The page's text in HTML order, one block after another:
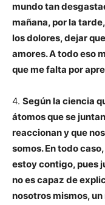
mundo tan
mañana, por la
los dolores, dejar
amores. A todo eso
que me falta por
4. Según la ciencia
átomos que se
reaccionan y que
somos. En todo
estoy contigo, pues
no es capaz de
nosotros mismos,